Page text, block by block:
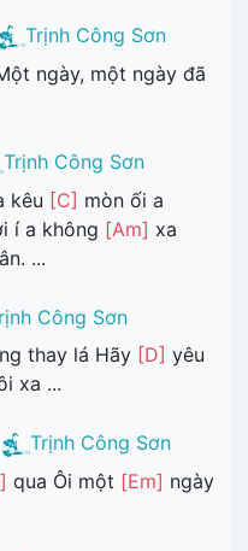
Trịnh Công Sơn
ngày, một ngày đã
Trịnh Công Sơn
kêu [C] mòn ối a
í a không [Am] xa
...
Công Sơn
thay lá Hãy [D] yêu
xa ...
Trịnh Công Sơn
qua Ôi một [Em] ngày